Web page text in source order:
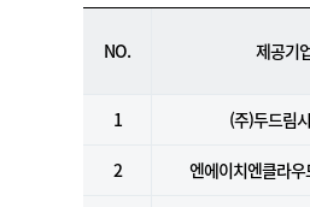
NO. 제공기
1 (주)두드림
2 엔에이치엔클라